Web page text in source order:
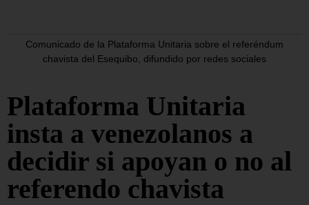
Comunicado de la Plataforma Unitaria sobre el referéndum
chavista del Esequibo, difundido por redes sociales
Plataforma Unitaria
insta a venezolanos a
decidir si apoyan o no al
referendo chavista